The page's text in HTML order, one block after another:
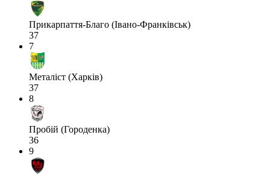
Прикарпаття-Благо (Івано-Франківськ)
37
7
Металіст (Харків)
37
8
Пробій (Городенка)
36
9